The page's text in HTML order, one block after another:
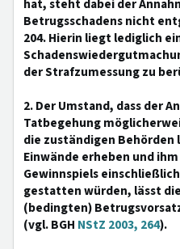
hat, steht dabei der
Betrugsschadens nicht
204. Hierin liegt lediglich
der Strafzumessung zu
2. Der Umstand, dass der
Tatbegehung
die zuständigen
Einwände erheben und
Gewinnspiels
gestatten würden, lässt
(bedingten)
(vgl. BGH NStZ 2003, 264).